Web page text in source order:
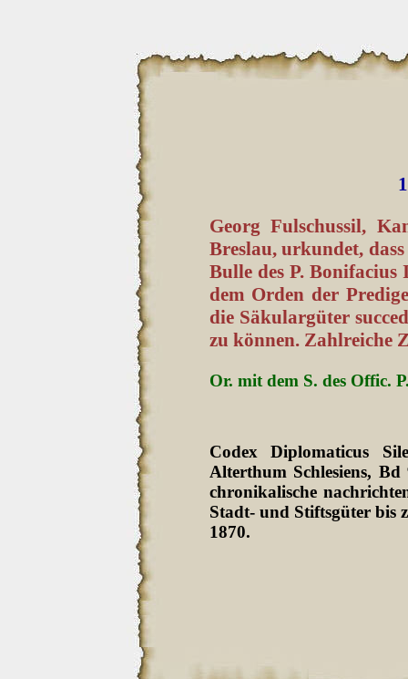
Georg Fulschussil,
Breslau, urkundet,
Bulle des P.
dem Orden der
die Säkulargüter
zu können. Zahlreiche
Or. mit dem S. des Offic.
Codex Diplomaticus
Alterthum Schlesiens,
chronikalische
Stadt- und Stiftsgüter bis
1870.